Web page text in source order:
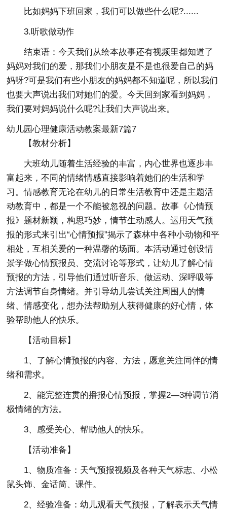
比如妈妈下班回家，我们可以做些什么呢?......
3.听歌做动作
结束语：今天我们从绘本故事还有视频里都知道了
妈妈对我们的爱，那我们小朋友是不是也很爱自己的妈
妈呀?可是我们有些小朋友的妈妈都不知道呢，所以我们
也要大声说出我们对她们的爱。今天回到家看到妈妈，
我们要对妈妈说什么呢?让我们大声说出来。
幼儿园心理健康活动教案最新7篇7
【教材分析】
大班幼儿随着生活经验的丰富，内心世界也逐步丰
富起来，不同的情绪情感直接影响着她们的生活和学
习。情感教育无论在幼儿的日常生活教育中还是主题活
动教育中，都是一个不能被忽视的问题。故事《心情预
报》题材新颖，构思巧妙，情节生动感人。运用天气预
报的形式来引出“心情预报”揭示了森林中各种小动物和平
相处，互相关爱的一种温馨的场面。本活动通过创设情
景学做心情预报员、交流讨论等形式，让幼儿了解心情
预报的方法，引导他们通过听音乐、做运动、深呼吸等
方法调节自身情绪。并引导幼儿尝试关注周围人的情
绪、情感变化，想办法帮助别人获得健康的好心情，体
验帮助他人的快乐。
【活动目标】
1、了解心情预报的内容、方法，愿意关注同伴的情
绪和需求。
2、能完整连贯的播报心情预报，掌握2—3种调节消
极情绪的方法。
3、感受关心、帮助他人的快乐。
【活动准备】
1、物质准备：天气预报视频及各种天气标志、小松
鼠头饰、金话筒、课件。
2、经验准备：幼儿观看天气预报，了解表示天气情